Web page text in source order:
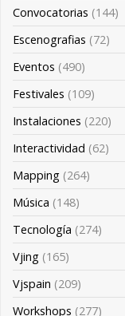
Convocatorias (144)
Escenografias (72)
Eventos (490)
Festivales (109)
Instalaciones (220)
Interactividad (62)
Mapping (264)
Música (148)
Tecnología (274)
Vjing (165)
Vjspain (209)
Workshops (277)